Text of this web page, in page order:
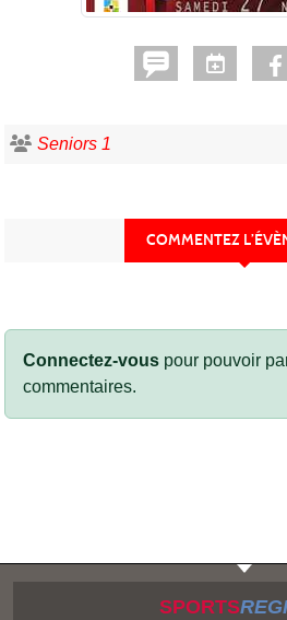
Seniors 1
COMMENTEZ
Connectez-vous pour pouvoir
commentaires.
SPORTS